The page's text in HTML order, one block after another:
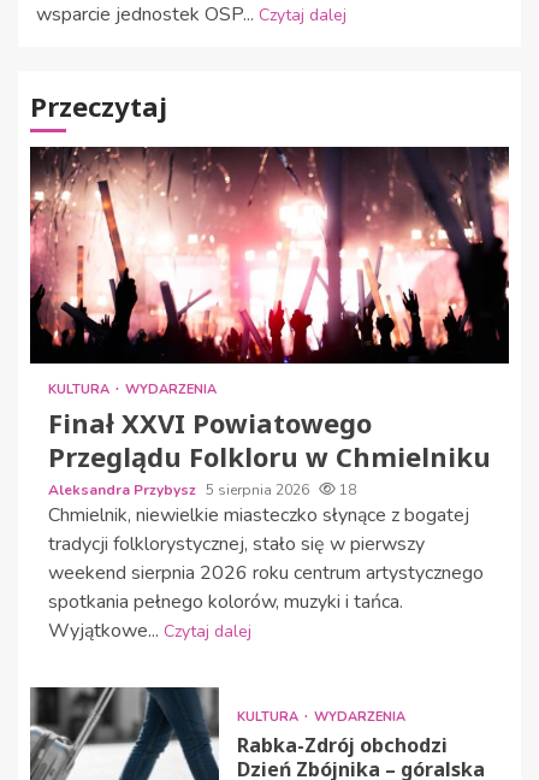
wsparcie jednostek OSP... Czytaj dalej
Przeczytaj
KULTURA WYDARZENIA
Finał XXVI Powiatowego
Przeglądu Folkloru w Chmielniku
Aleksandra Przybysz 5 sierpnia 2026 18
Chmielnik, niewielkie miasteczko słynące z bogatej
tradycji folklorystycznej, stało się w pierwszy
weekend sierpnia 2026 roku centrum artystycznego
spotkania pełnego kolorów, muzyki i tańca.
Wyjątkowe... Czytaj dalej
KULTURA WYDARZENIA
Rabka-Zdrój obchodzi
Dzień Zbójnika – góralska